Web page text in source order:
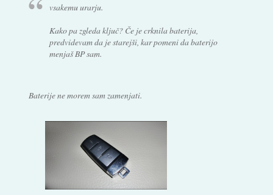
vsakemu urarju.
Kako pa zgleda ključ? Če je crknila baterija,
predvidevam da je starejši, kar pomeni da baterijo
menjaš BP sam.
Baterije ne morem sam zamenjati.